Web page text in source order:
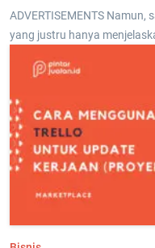
ADVERTISEMENTS
yang justru hanya